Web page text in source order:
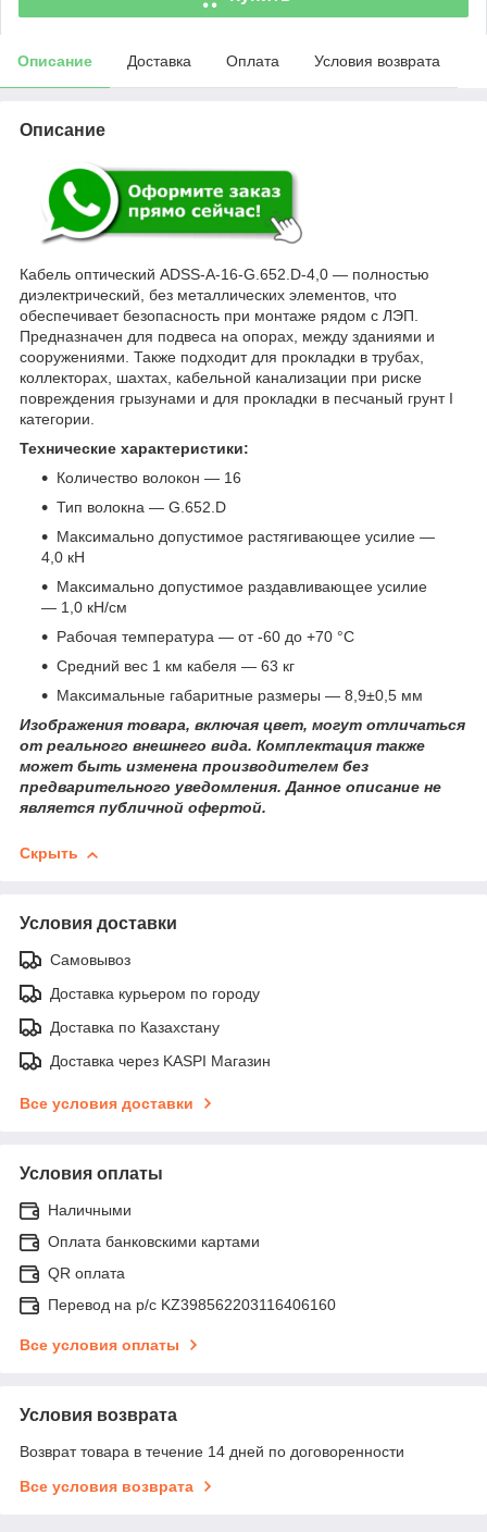
Описание Доставка Оплата Условия возврата
Описание
Кабель оптический ADSS-A-16-G.652.D-4,0 — полностью
диэлектрический, без металлических элементов, что
обеспечивает безопасность при монтаже рядом с ЛЭП.
Предназначен для подвеса на опорах, между зданиями и
сооружениями. Также подходит для прокладки в трубах,
коллекторах, шахтах, кабельной канализации при риске
повреждения грызунами и для прокладки в песчаный грунт I
категории.
Технические характеристики:
Количество волокон — 16
Тип волокна — G.652.D
Максимально допустимое растягивающее усилие —
4,0 кН
Максимально допустимое раздавливающее усилие
— 1,0 кН/см
Рабочая температура — от -60 до +70 °С
Средний вес 1 км кабеля — 63 кг
Максимальные габаритные размеры — 8,9±0,5 мм
Изображения товара, включая цвет, могут отличаться
от реального внешнего вида. Комплектация также
может быть изменена производителем без
предварительного уведомления. Данное описание не
является публичной офертой.
Скрыть
Условия доставки
Самовывоз
Доставка курьером по городу
Доставка по Казахстану
Доставка через KASPI Магазин
Все условия доставки
Условия оплаты
Наличными
Оплата банковскими картами
QR оплата
Перевод на р/с KZ398562203116406160
Все условия оплаты
Условия возврата
Возврат товара в течение 14 дней по договоренности
Все условия возврата